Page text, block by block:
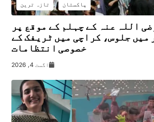
پاکستان تازہ ترین
اللہ عنہ کے چہلم کے موقع پر
میں جلوس، کراچی میں ٹریفک کے
خصوصی انتظامات
اگست 4, 2026